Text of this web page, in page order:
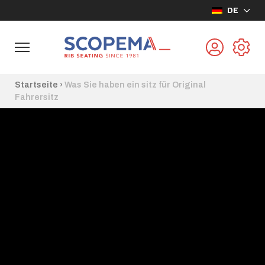
DE
Startseite › Was Sie haben ein sitz für Original
Fahrersitz